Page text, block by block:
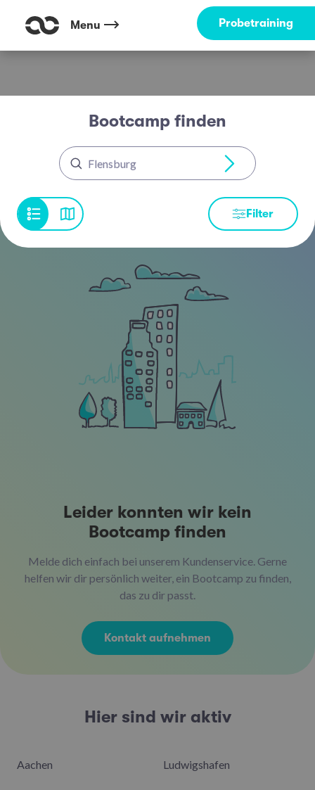
Menu Probetraining
Bootcamp finden
Flensburg
Filter
Leider konnten wir kein
Bootcamp finden
Melde dich einfach bei unserem Kundenservice. Gerne
helfen wir dir persönlich weiter, ein Bootcamp zu finden,
das zu dir passt.
Kontakt aufnehmen
Hier sind wir aktiv
Aachen Ludwigshafen